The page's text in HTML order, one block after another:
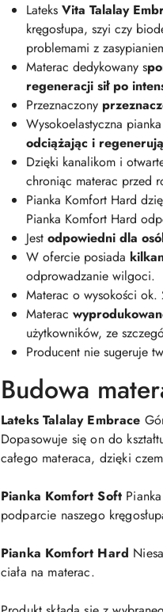
Lateks Vita Talalay
kręgosłupa, szyi czy
problemami z
Materac dedykowany s
regeneracji sił po
Przeznaczony
Wysokoelastyczna
odciążając i
Dzięki kanalikom i
chroniąc materac przed
Pianka Komfort Hard
Pianka Komfort Hard
Jest odpowiedni dla
W ofercie posiada
odprowadzanie wilgoci.
Materac o wysokości
Materac
użytkowników, ze
Producent nie sugeruje
Budowa
Lateks Talalay Embrace
Dopasowuje się on do
całego materaca, dzięki
Pianka Komfort Soft
podparcie naszego
Pianka Komfort Hard
ciała na materac.